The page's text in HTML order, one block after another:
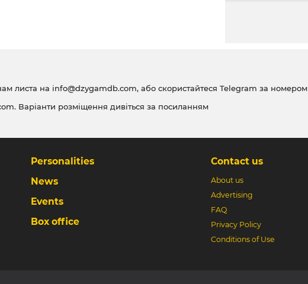
листа на info@dzygamdb.com, або скористайтеся Telegram за номером
. Варіанти розміщення дивіться за посиланням
Personalities
News
Events
Box office
Contact us
About us
Advertising
FAQ
Privacy Policy
Conditions of Use